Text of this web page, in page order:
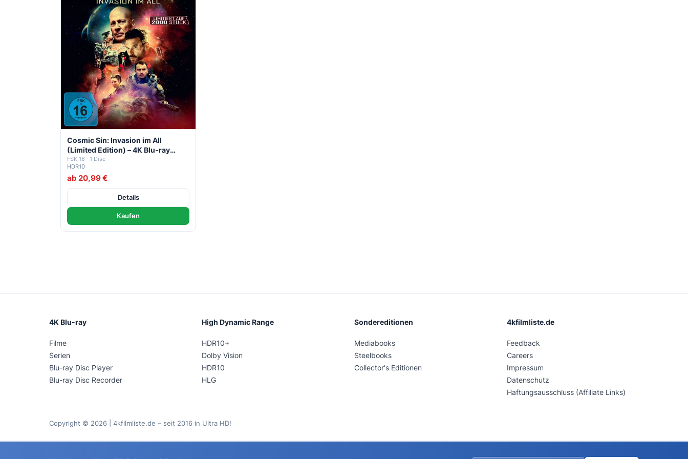
Cosmic Sin: Invasion im All
(Limited Edition) – 4K Blu-ray
(UHD + Blu-ray Disc)
FSK 16 · 1 Disc
HDR10
ab 20,99 €
Details
Kaufen
4K Blu-ray
Filme
Serien
Blu-ray Disc Player
Blu-ray Disc Recorder
High Dynamic Range
HDR10+
Dolby Vision
HDR10
HLG
Sondereditionen
Mediabooks
Steelbooks
Collector's Editionen
4kfilmliste.de
Feedback
Careers
Impressum
Datenschutz
Haftungsausschluss (Affiliate Links)
Copyright © 2026 | 4kfilmliste.de – seit 2016 in Ultra HD!